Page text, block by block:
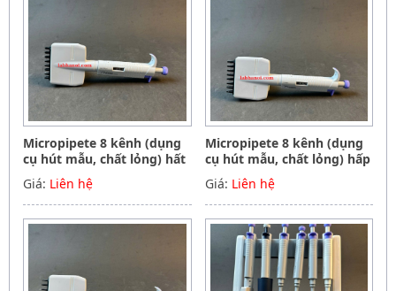
Micropipete 8 kênh (dụng
cụ hút mẫu, chất lỏng) hất
tiệt trùng 50-300ul, Hãng
Phoenix instrument
Germany
Giá: Liên hệ
Micropipete 8 kênh (dụng
cụ hút mẫu, chất lỏng) hấp
tiệt trùng 5-50ul, Hãng
Phoenix instrument
Germany
Giá: Liên hệ